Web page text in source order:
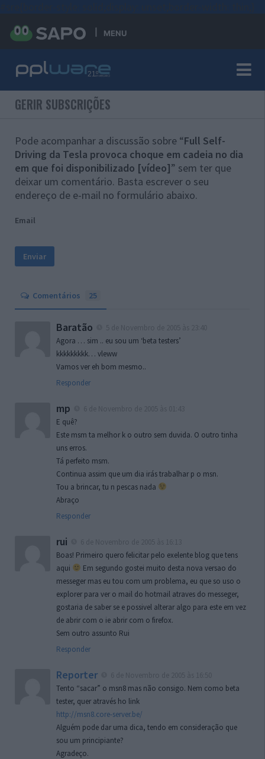
MENU
GERIR SUBSCRIÇÕES
Pode acompanhar a discussão sobre “Full Self-
Driving da Tesla provoca choque em cadeia no dia
em que foi disponibilizado [vídeo]” sem ter que
deixar um comentário. Basta escrever o seu
endereço de e-mail no formulário abaixo.
Email
Comentários 25
Baratão
Agora … sim .. eu sou um ‘beta testers’
kkkkkkkkk… vleww
Vamos ver eh bom mesmo..
Responder
mp
E quê?
Este msm ta melhor k o outro sem duvida. O outro tinha
uns erros.
Tá perfeito msm.
Continua assim que um dia irás trabalhar p o msn.
Tou a brincar, tu n pescas nada
Abraço
Responder
rui
Boas! Primeiro quero felicitar pelo exelente blog que tens
aqui
Em segundo gostei muito desta nova versao do
messeger mas eu tou com um problema, eu que so uso o
explorer para ver o mail do hotmail atraves do messeger,
gostaria de saber se e possivel alterar algo para este em vez
de abrir com o ie abrir com o firefox.
Sem outro assunto Rui
Responder
Reporter
Tento “sacar” o msn8 mas não consigo. Nem como beta
tester, quer através ho link
http://msn8.core-server.be/
Alguém pode dar uma dica, tendo em consideração que
sou um principiante?
Agradeço.